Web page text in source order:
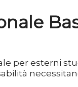
per esterni